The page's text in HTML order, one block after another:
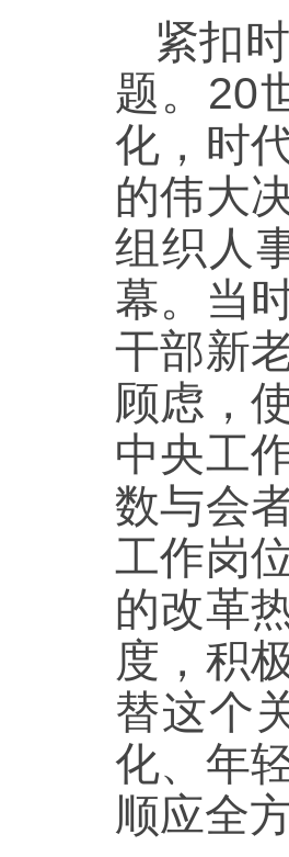
紧扣
题。20
化，时
的伟大
组织人
幕。当
干部新
顾虑，
中央工
数与会
工作岗
的改革
度，积
替这个
化、年
顺应全